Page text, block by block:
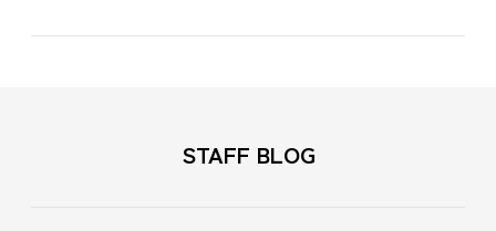
STAFF BLOG